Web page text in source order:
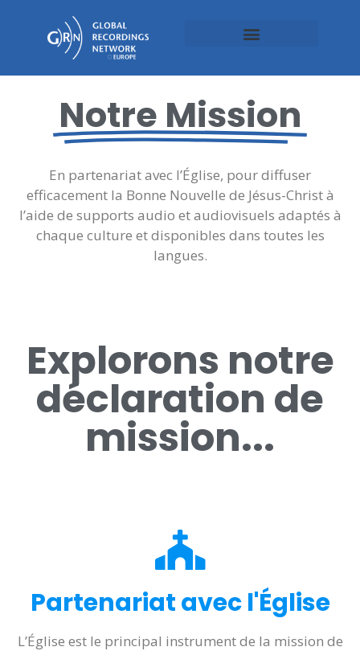
Notre Mission
En partenariat avec l’Église, pour diffuser
efficacement la Bonne Nouvelle de Jésus-Christ à
l’aide de supports audio et audiovisuels adaptés à
chaque culture et disponibles dans toutes les
langues.
Explorons notre
déclaration de
mission...
Partenariat avec l'Église
L’Église est le principal instrument de la mission de